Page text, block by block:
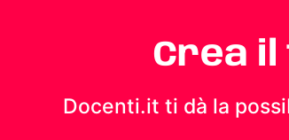
Crea il
Docenti.it ti dà la